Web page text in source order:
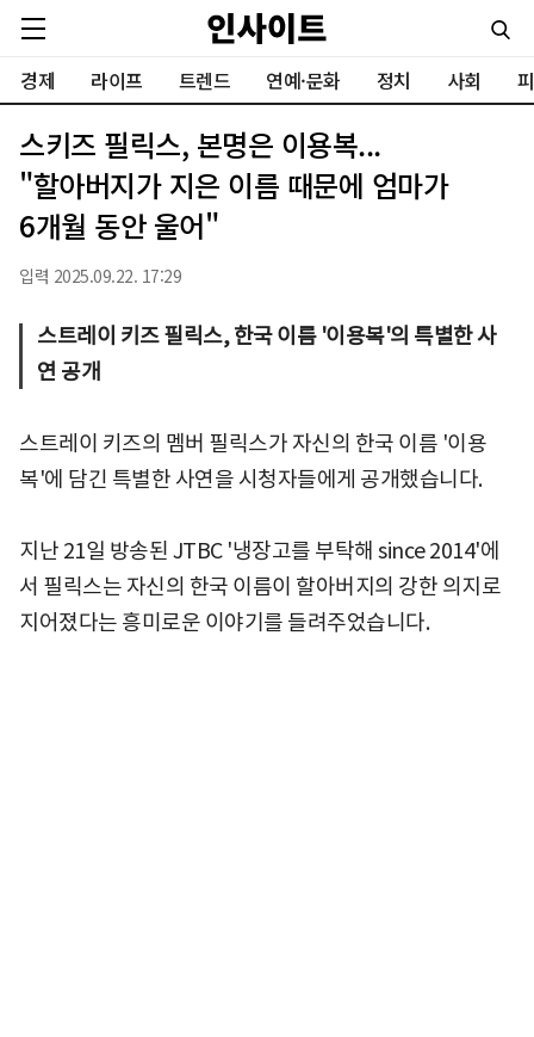
경제 라이프 트렌드 연예·문화 정치 사회
스키즈 필릭스, 본명은 이용복...
"할아버지가 지은 이름 때문에 엄마가
6개월 동안 울어"
입력 2025.09.22. 17:29
스트레이 키즈 필릭스, 한국 이름 '이용복'의 특별한 사
연 공개
스트레이 키즈의 멤버 필릭스가 자신의 한국 이름 '이용
복'에 담긴 특별한 사연을 시청자들에게 공개했습니다.
지난 21일 방송된 JTBC '냉장고를 부탁해 since 2014'에
서 필릭스는 자신의 한국 이름이 할아버지의 강한 의지로
지어졌다는 흥미로운 이야기를 들려주었습니다.